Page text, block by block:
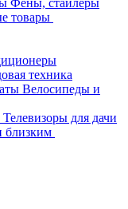
Фены, стайлеры
товары
техника
Велосипеды и
Телевизоры для дачи
близким